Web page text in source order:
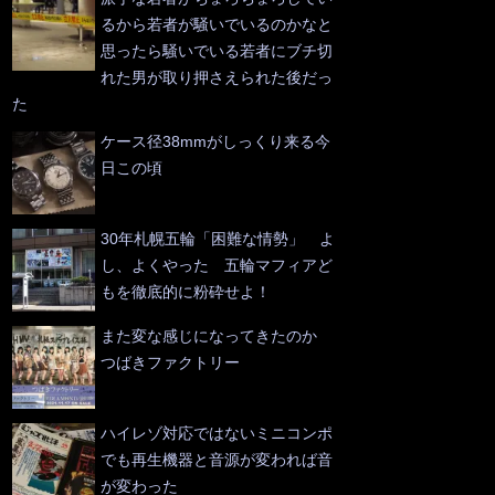
るから若者が騒いでいるのかなと
思ったら騒いでいる若者にブチ切
れた男が取り押さえられた後だっ
た
ケース径38mmがしっくり来る今
日この頃
30年札幌五輪「困難な情勢」 よ
し、よくやった 五輪マフィアど
もを徹底的に粉砕せよ！
また変な感じになってきたのか
つばきファクトリー
ハイレゾ対応ではないミニコンポ
でも再生機器と音源が変われば音
が変わった